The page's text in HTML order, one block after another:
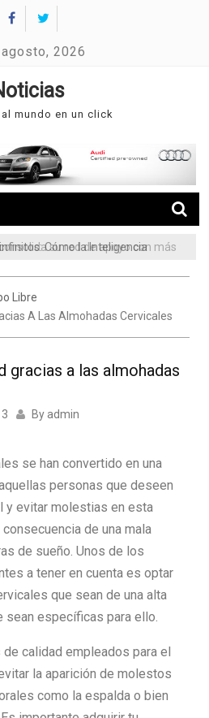
2026
Noticias
mundo en un click
Cómo la Inteligencia
su red de apoyo con más
Libre
A Las Almohadas Cervicales
gracias a las almohadas
By admin
se han convertido en una
personas que deseen
y evitar molestias en esta
de una mala
de sueño. Unos de los
a tener en cuenta es optar
que sean de una alta
sean específicas para ello.
calidad empleados para el
la aparición de molestos
como la espalda o bien